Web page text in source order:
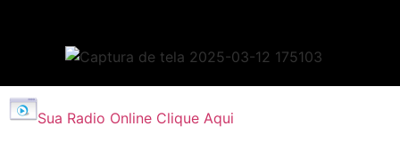
Sua Radio Online Clique Aqui